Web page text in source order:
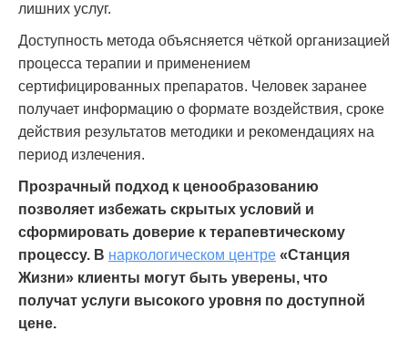
лишних услуг.
Доступность метода объясняется чёткой организацией
процесса терапии и применением
сертифицированных препаратов. Человек заранее
получает информацию о формате воздействия, сроке
действия результатов методики и рекомендациях на
период излечения.
Прозрачный подход к ценообразованию
позволяет избежать скрытых условий и
сформировать доверие к терапевтическому
процессу. В наркологическом центре «Станция
Жизни» клиенты могут быть уверены, что
получат услуги высокого уровня по доступной
цене.